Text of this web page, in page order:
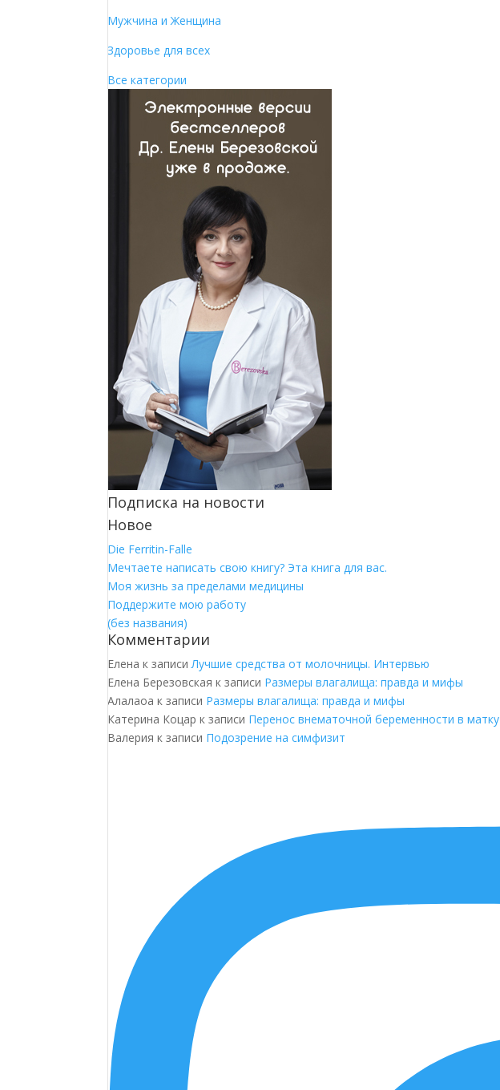
Мужчина и Женщина
Здоровье для всех
Все категории
Подписка на новости
Новое
Die Ferritin-Falle
Мечтаете написать свою книгу? Эта книга для вас.
Моя жизнь за пределами медицины
Поддержите мою работу
(без названия)
Комментарии
Елена к записиЛучшие средства от молочницы. Интервью
Елена Березовская к записи Размеры влагалища: правда и мифы
Алалаоа к записи Размеры влагалища: правда и мифы
Катерина Коцар к записи Перенос внематочной беременности в матку
Валерия к записи Подозрение на симфизит